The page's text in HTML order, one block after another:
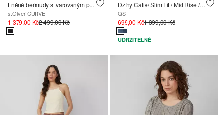
Lněné bermudy s tvarovaným pasem a páskem na zavazování
s.Oliver CURVE
1 379,00 Kč2 499,00 Kč
Džíny Catie/ Slim Fit / Mid Rise / capri délka
QS
699,00 Kč1 399,00 Kč
UDRŽITELNÉ